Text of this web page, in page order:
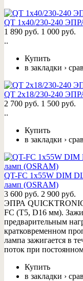
QT 1x40/230-240
1 890 руб. 1 000 руб.
..
Купить
в закладки ›
QT 2x18/230-240
2 700 руб. 1 500 руб.
..
Купить
в закладки ›
QT-FC 1x55W DIM
ламп (OSRAM)
3 600 руб. 2 900 руб.
ЭПРА
FC (T5, D16 мм).
предварительным
кратковременном
лампа зажигается в
поток при
Купить
в закладки ›